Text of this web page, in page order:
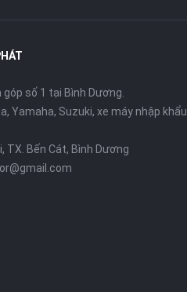
số 1 tại Bình Dương.
Yamaha, Suzuki, xe máy nhập khẩu
TX. Bến Cát, Bình Dương